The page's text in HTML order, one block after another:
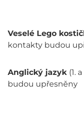
Veselé Lego
kontakty budou
Anglický jazyk (1.
budou upřesněny